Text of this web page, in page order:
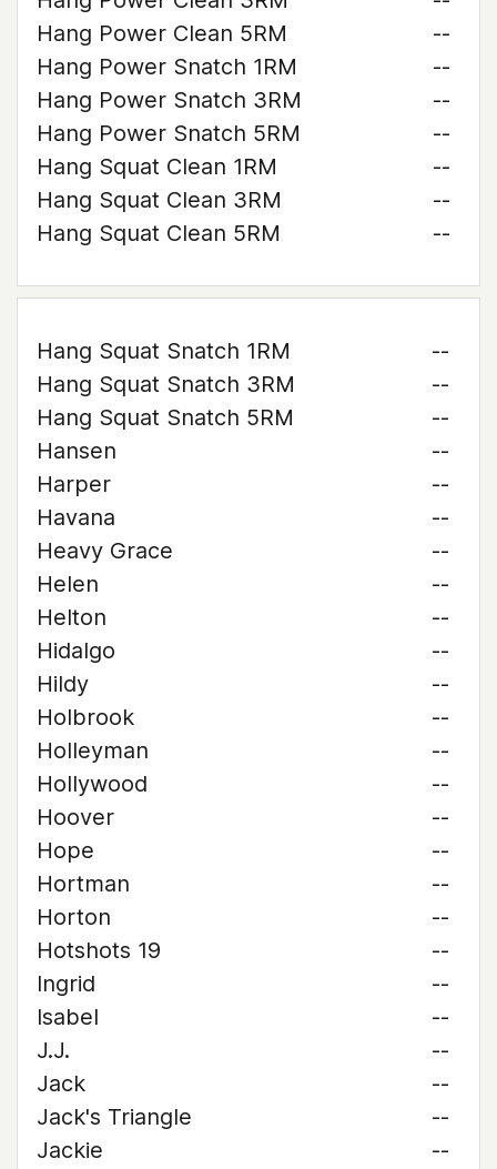
Hang Power Clean 5RM
--
Hang Power Snatch 1RM
--
Hang Power Snatch 3RM
--
Hang Power Snatch 5RM
--
Hang Squat Clean 1RM
--
Hang Squat Clean 3RM
--
Hang Squat Clean 5RM
--
Hang Squat Snatch 1RM
--
Hang Squat Snatch 3RM
--
Hang Squat Snatch 5RM
--
Hansen
--
Harper
--
Havana
--
Heavy Grace
--
Helen
--
Helton
--
Hidalgo
--
Hildy
--
Holbrook
--
Holleyman
--
Hollywood
--
Hoover
--
Hope
--
Hortman
--
Horton
--
Hotshots 19
--
Ingrid
--
Isabel
--
J.J.
--
Jack
--
Jack's Triangle
--
Jackie
--